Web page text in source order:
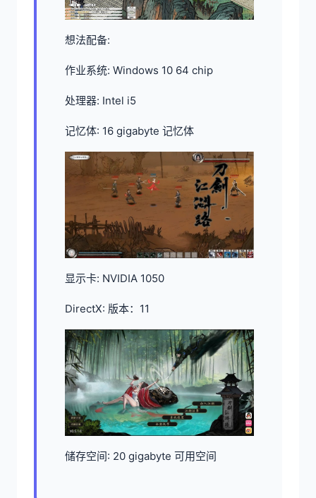
想法配备:
作业系统: Windows 10 64 chip
处理器: Intel i5
记忆体: 16 gigabyte 记忆体
显示卡: NVIDIA 1050
DirectX: 版本：11
储存空间: 20 gigabyte 可用空间